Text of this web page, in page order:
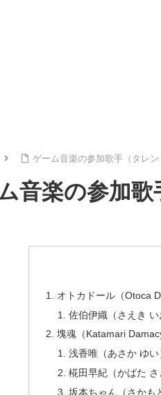
ゲーム音楽の参加歌手（タレン
音楽の参加歌
オトカドール（Otoca
佐伯伊織（さえき い
塊魂（Katamari Damacy
浅香唯（あさか ゆい
椛田早紀（かばた さ
坂本ちゃん（さかも